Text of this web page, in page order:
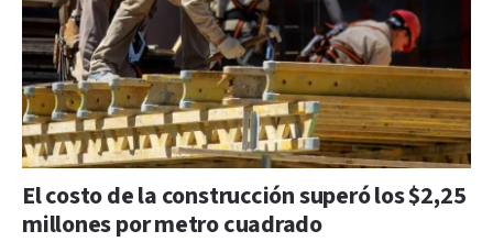
El costo de la construcción superó los $2,25
millones por metro cuadrado